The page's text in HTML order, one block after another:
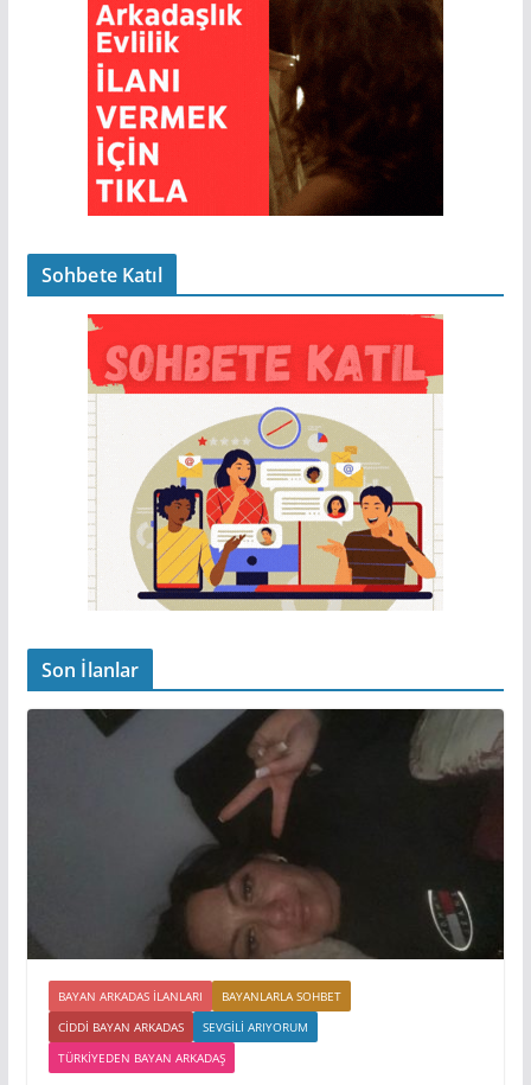
Sohbete Katıl
Son İlanlar
BAYAN ARKADAS ILANLARI
BAYANLARLA SOHBET
CIDDI BAYAN ARKADAS
SEVGILI ARIYORUM
TÜRKIYEDEN BAYAN ARKADAŞ